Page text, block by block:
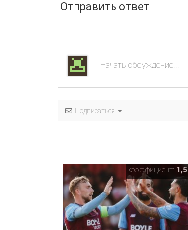
Отправить ответ
Подписаться
коэффициент: 1,5